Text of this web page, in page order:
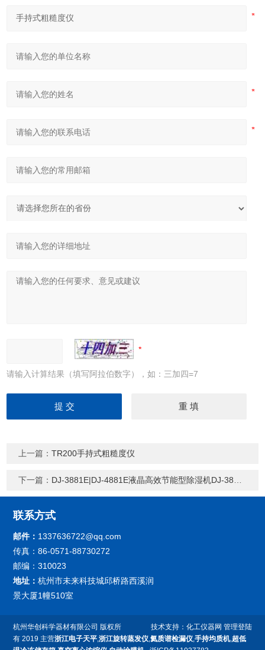
请输入计算结果（填写阿拉伯数字），如：三加四=7
上一篇：TR200手持式粗糙度仪
下一篇： DJ-3881E|DJ-4881E液晶高效节能型除湿机DJ-3881E|DJ-4881E
联系方式
邮件： 1337636722@qq.com
传真：86-0571-88730272
邮编：310023
地址：杭州市未来科技城邱桥路西溪润
景大厦1幢510室
技术支持： 化工仪器网 管理登陆
杭州华创科学器材有限公司 版权所
有 2019 主营浙江电子天平,浙江旋转蒸发仪,氦质谱检漏仪,手持均质机,超低